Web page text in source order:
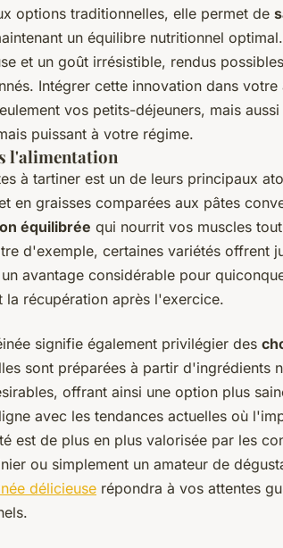
options traditionnelles, elle permet de
un équilibre nutritionnel
et un goût irrésistible, rendus
Intégrer cette innovation dans votre
vos petits-déjeuners, mais
puissant à votre régime.
l'alimentation
à tartiner est un de leurs principaux
en graisses comparées aux pâtes
équilibrée qui nourrit vos muscles
d'exemple, certaines variétés offrent
avantage considérable pour
la récupération après l'exercice.
signifie également privilégier des
sont préparées à partir d'ingrédients
offrant ainsi une option plus
avec les tendances actuelles où
est de plus en plus valorisée par les
ou simplement un amateur de
délicieuse répondra à vos attentes